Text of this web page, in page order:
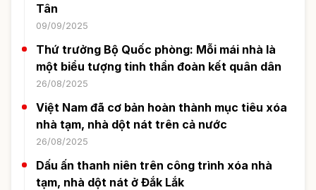
Tân
09/09/2025
Thứ trưởng Bộ Quốc phòng: Mỗi mái nhà là
một biểu tượng tinh thần đoàn kết quân dân
26/08/2025
Việt Nam đã cơ bản hoàn thành mục tiêu xóa
nhà tạm, nhà dột nát trên cả nước
26/08/2025
Dấu ấn thanh niên trên công trình xóa nhà
tạm, nhà dột nát ở Đắk Lắk